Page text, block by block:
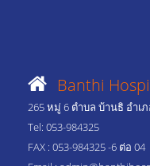
Banthi
265 หมู่ 6 ตำบล บ้านธิ อำเ
Tel: 053-984325
FAX : 053-984325 -6 ต่อ 04